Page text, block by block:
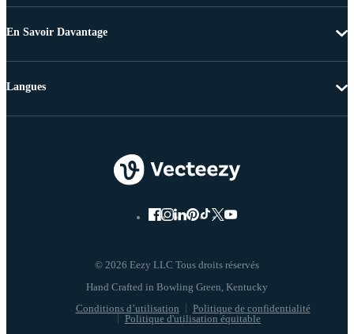
En Savoir Davantage
© 2026 Eezy LLC Tous droits réservés
Conditions d’utilisation
Politique de confidentialité
Politique d'utilisation équitable
Langues